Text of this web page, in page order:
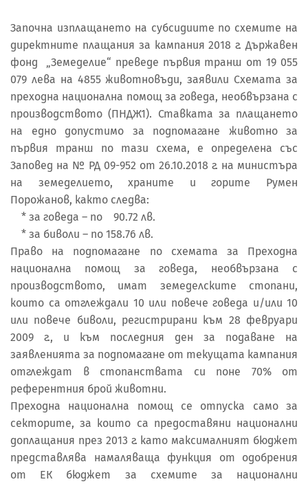
Започна изплащането на субсидиите по схемите на
директните плащания за кампания 2018 г. Държавен
фонд „Земеделие“ преведе първия транш от 19 055
079 лева на 4855 животновъди, заявили Схемата за
преходна национална помощ за говеда, необвързана с
производството (ПНДЖ1). Ставката за плащането
на едно допустимо за подпомагане животно за
първия транш по тази схема, е определена със
Заповед на № РД 09-952 от 26.10.2018 г. на министъра
на земеделието, храните и горите Румен
Порожанов, както следва:
* за говеда – по 90.72 лв.
* за биволи – по 158.76 лв.
Право на подпомагане по схемата за Преходна
национална помощ за говеда, необвързана с
производството, имат земеделските стопани,
които са отглеждали 10 или повече говеда и/или 10
или повече биволи, регистрирани към 28 февруари
2009 г., и към последния ден за подаване на
заявленията за подпомагане от текущата кампания
отглеждат в стопанствата си поне 70% от
референтния брой животни.
Преходна национална помощ се отпуска само за
секторите, за които са предоставяни национални
доплащания през 2013 г. като максималният бюджет
представлява намаляваща функция от одобрения
от ЕК бюджет за схемите за национални